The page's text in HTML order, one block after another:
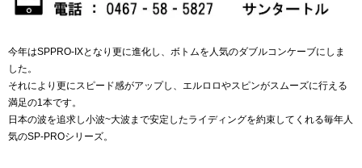
今年はSPPRO-IXとなり更に進化し、ボトムを人気のダブルコンケーブにしま
した。
それにより更にスピード感がアップし、エルロロやスピンがスムーズに行える
満足の1本です。
日本の波を追求し小波~大波まで安定したライディングを約束してくれる毎年人
気のSP-PROシリーズ。